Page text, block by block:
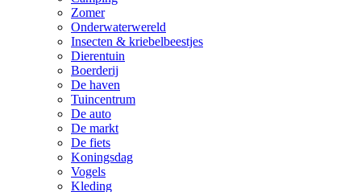
Zomer
Onderwaterwereld
Insecten & kriebelbeestjes
Dierentuin
Boerderij
De haven
Tuincentrum
De auto
De markt
De fiets
Koningsdag
Vogels
Kleding